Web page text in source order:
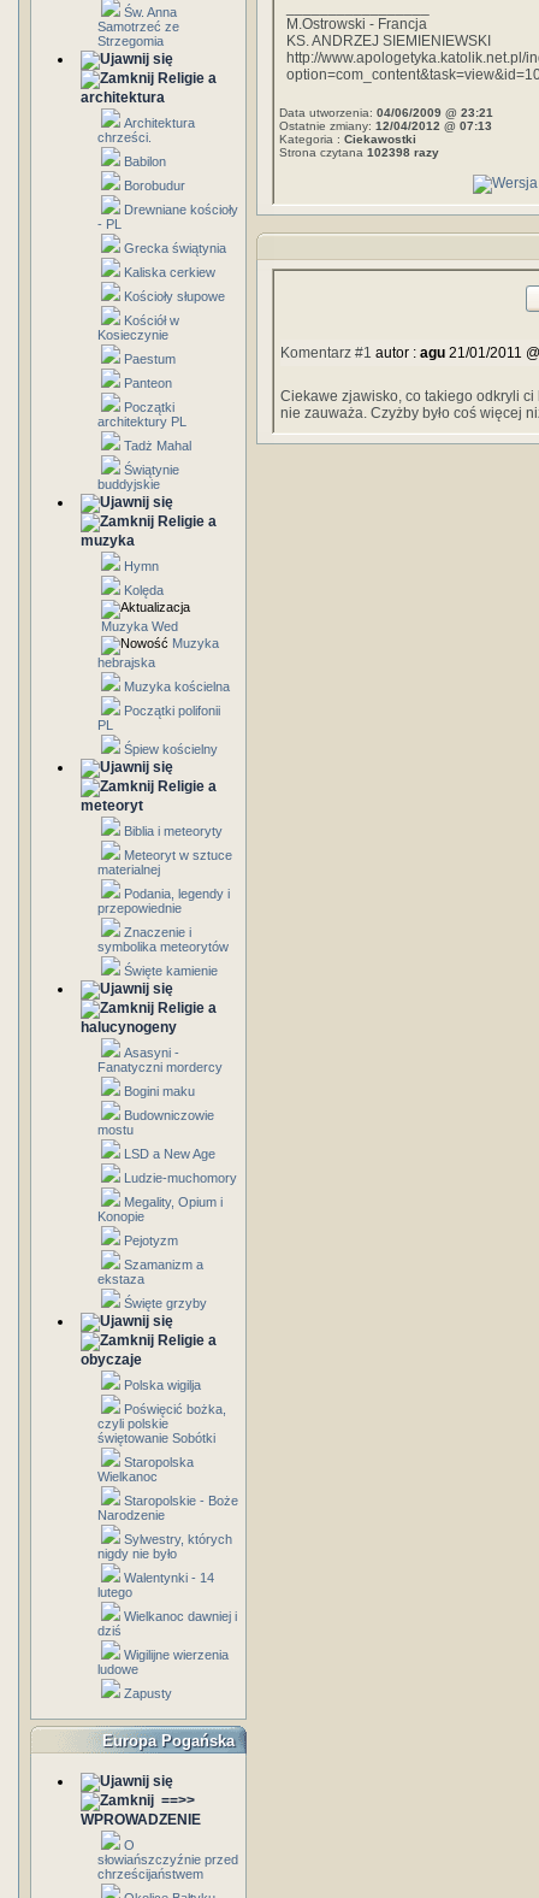
Św. Anna
Samotrzeć ze
Strzegomia
Religie a
architektura
Architektura
chrześci.
Babilon
Borobudur
Drewniane kościoły
- PL
Grecka świątynia
Kaliska cerkiew
Kościoły słupowe
Kościół w
Kosieczynie
Paestum
Panteon
Początki
architektury PL
Tadż Mahal
Świątynie
buddyjskie
Religie a
muzyka
Hymn
Kolęda
Muzyka Wed
Muzyka
hebrajska
Muzyka kościelna
Początki polifonii
PL
Śpiew kościelny
Religie a
meteoryt
Biblia i meteoryty
Meteoryt w sztuce
materialnej
Podania, legendy i
przepowiednie
Znaczenie i
symbolika meteorytów
Święte kamienie
Religie a
halucynogeny
Asasyni -
Fanatyczni mordercy
Bogini maku
Budowniczowie
mostu
LSD a New Age
Ludzie-muchomory
Megality, Opium i
Konopie
Pejotyzm
Szamanizm a
ekstaza
Święte grzyby
Religie a
obyczaje
Polska wigilja
Poświęcić bożka,
czyli polskie
świętowanie Sobótki
Staropolska
Wielkanoc
Staropolskie - Boże
Narodzenie
Sylwestry, których
nigdy nie było
Walentynki - 14
lutego
Wielkanoc dawniej i
dziś
Wigilijne wierzenia
ludowe
Zapusty
Europa Pogańska
==>>
WPROWADZENIE
O
słowiańszczyźnie przed
chrześcijaństwem
M.Ostrowski - Francja
KS. ANDRZEJ SIEMIENIEWSKI
http://www.apologetyka.katolik.net.pl/
Data utworzenia: 04/06/2009 @ 23:21
Ostatnie zmiany: 12/04/2012 @ 07:13
Kategoria : Ciekawostki
Strona czytana 102398 razy
Komentarz #1 autor : agu 21/01/2011
Ciekawe zjawisko, co takiego odkryli
nie zauważa. Czyżby było coś więcej